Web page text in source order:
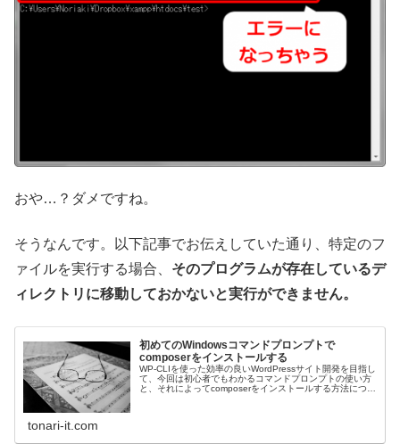
おや…？ダメですね。
そうなんです。以下記事でお伝えしていた通り、特定のフ
ァイルを実行する場合、 そのプログラムが存在しているデ
ィレクトリに移動しておかないと実行ができません。
初めてのWindowsコマンドプロンプトで
composerをインストールする
WP-CLIを使った効率の良いWordPressサイト開発を目指し
て、今回は初心者でもわかるコマンドプロンプトの使い方
と、それによってcomposerをインストールする方法につい
tonari-it.com